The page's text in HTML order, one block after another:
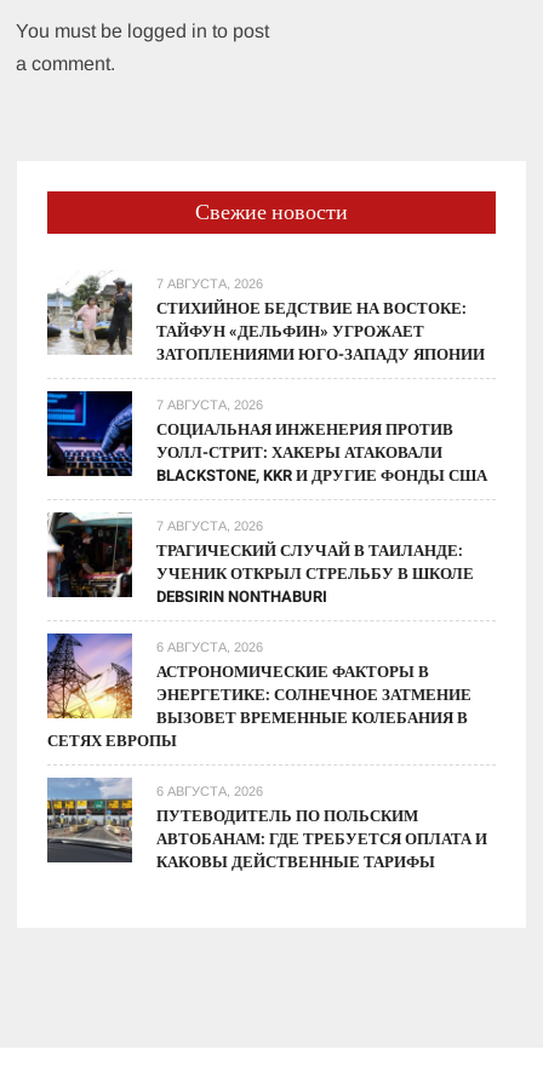
You must be logged in to post
a comment.
Свежие новости
7 АВГУСТА, 2026
СТИХИЙНОЕ БЕДСТВИЕ НА ВОСТОКЕ:
ТАЙФУН «ДЕЛЬФИН» УГРОЖАЕТ
ЗАТОПЛЕНИЯМИ ЮГО-ЗАПАДУ ЯПОНИИ
7 АВГУСТА, 2026
СОЦИАЛЬНАЯ ИНЖЕНЕРИЯ ПРОТИВ
УОЛЛ-СТРИТ: ХАКЕРЫ АТАКОВАЛИ
BLACKSTONE, KKR И ДРУГИЕ ФОНДЫ США
7 АВГУСТА, 2026
ТРАГИЧЕСКИЙ СЛУЧАЙ В ТАИЛАНДЕ:
УЧЕНИК ОТКРЫЛ СТРЕЛЬБУ В ШКОЛЕ
DEBSIRIN NONTHABURI
6 АВГУСТА, 2026
АСТРОНОМИЧЕСКИЕ ФАКТОРЫ В
ЭНЕРГЕТИКЕ: СОЛНЕЧНОЕ ЗАТМЕНИЕ
ВЫЗОВЕТ ВРЕМЕННЫЕ КОЛЕБАНИЯ В
СЕТЯХ ЕВРОПЫ
6 АВГУСТА, 2026
ПУТЕВОДИТЕЛЬ ПО ПОЛЬСКИМ
АВТОБАНАМ: ГДЕ ТРЕБУЕТСЯ ОПЛАТА И
КАКОВЫ ДЕЙСТВЕННЫЕ ТАРИФЫ